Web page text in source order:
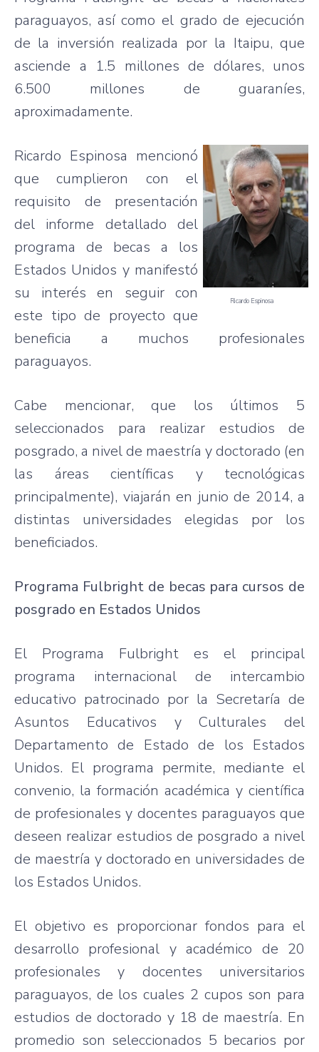
paraguayos, así como el grado de ejecución
de la inversión realizada por la Itaipu, que
asciende a 1.5 millones de dólares, unos
6.500 millones de guaraníes,
aproximadamente.
Ricardo Espinosa
Ricardo Espinosa mencionó
que cumplieron con el
requisito de presentación
del informe detallado del
programa de becas a los
Estados Unidos y manifestó
su interés en seguir con
este tipo de proyecto que
beneficia a muchos profesionales
paraguayos.
Cabe mencionar, que los últimos 5
seleccionados para realizar estudios de
posgrado, a nivel de maestría y doctorado (en
las áreas científicas y tecnológicas
principalmente), viajarán en junio de 2014, a
distintas universidades elegidas por los
beneficiados.
Programa Fulbright de becas para cursos de
posgrado en Estados Unidos
El Programa Fulbright es el principal
programa internacional de intercambio
educativo patrocinado por la Secretaría de
Asuntos Educativos y Culturales del
Departamento de Estado de los Estados
Unidos. El programa permite, mediante el
convenio, la formación académica y científica
de profesionales y docentes paraguayos que
deseen realizar estudios de posgrado a nivel
de maestría y doctorado en universidades de
los Estados Unidos.
El objetivo es proporcionar fondos para el
desarrollo profesional y académico de 20
profesionales y docentes universitarios
paraguayos, de los cuales 2 cupos son para
estudios de doctorado y 18 de maestría. En
promedio son seleccionados 5 becarios por